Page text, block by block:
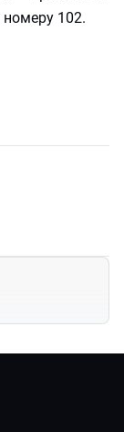
102.